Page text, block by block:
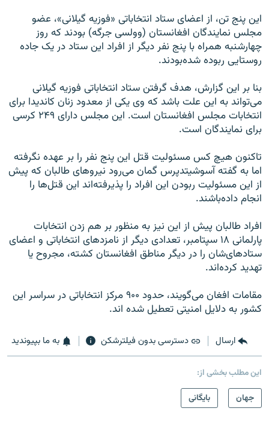
این پنج تن، از اعضای ستاد انتخاباتی «فوزیه گیلانی»، عضو
مجلس نمایندگان افغانستان (وولسی جرگه) بودند که روز
چهارشنبه همراه با پنج نفر دیگر از افراد این ستاد در یک جاده
روستایی ربوده شده‌بودند.
بنا بر این گزارش، هدف گرفتن ستاد انتخاباتی فوزیه گیلانی
می‌تواند به این علت باشد که وی یکی از معدود زنان کاندیدا برای
انتخابات مجلس افغانستان است. این مجلس دارای ۲۴۹ کرسی
برای نمایندگان است.
تاکنون هیچ کس مسئولیت قتل این پنج نفر را بر عهده نگرفته
اما به گفته آسوشیتدپرس گمان می‌رود نیروهای طالبان که پیش
از این مسئولیت ربودن این افراد را پذیرفته‌اند این قتل‌ها را
انجام داده‌باشند.
افراد طالبان پیش از این نیز به منظور بر هم زدن انتخابات
پارلمانی ۱۸ سپتامبر، تعدادی دیگر از نامزدهای انتخاباتی و اعضای
ستادهای‌شان را در دیگر مناطق افغانستان کشته، مجروح یا
تهدید کرده‌اند.
مقامات افغان می‌گویند، حدود ۹۰۰ مرکز انتخاباتی در سراسر این
کشور به دلایل امنیتی تعطیل شده اند.
ارسال دسترسی بدون فیلترشکن به ما بپیوندید
این مطلب بخشی از:
جهان
بایگانی